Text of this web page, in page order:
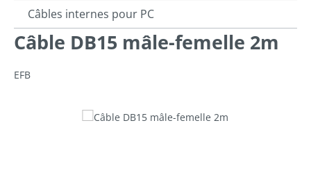
Câbles internes pour PC
Câble DB15 mâle-femelle 2m
EFB
Ignorer la galerie d'images